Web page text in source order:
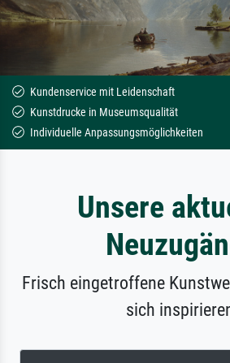
Kundenservice mit Leidenschaft
Kunstdrucke in Museumsqualität
Individuelle Anpassungsmöglichkeiten
Unsere
Frisch eingetroffene
sich